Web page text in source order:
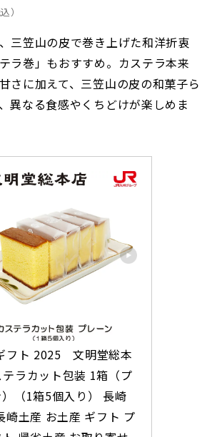
）
三笠山の皮で巻き上げた和洋折衷
ラ巻」もおすすめ。カステラ本来
さに加えて、三笠山の皮の和菓子ら
異なる食感やくちどけが楽しめま
フト 2025　文明堂総本
ラカット包装 1箱（プ
）（1箱5個入り） 長崎
崎土産 お土産 ギフト プ